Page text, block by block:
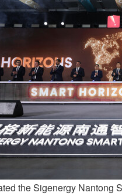
the Sigenergy Nantong